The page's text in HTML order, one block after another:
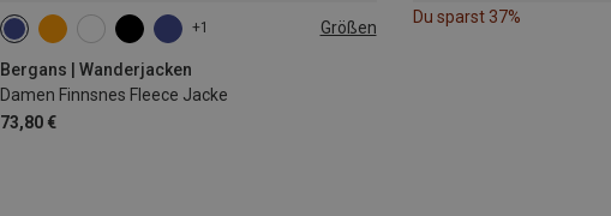
+1 Größen
Bergans | Wanderjacken
Damen Finnsnes Fleece Jacke
73,80 €
XS S M
Du sparst 37%